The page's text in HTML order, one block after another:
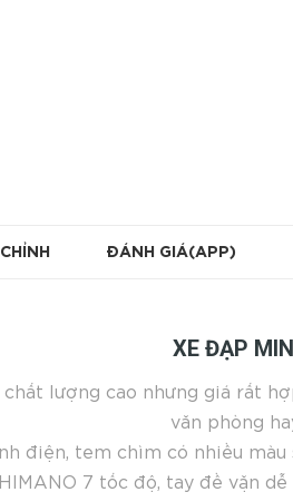
ĐÁNH GIÁ(APP)
XE ĐẠP
lượng cao nhưng giá rất
văn phòng
điện, tem chìm có nhiều
7 tốc độ, tay đề vặn